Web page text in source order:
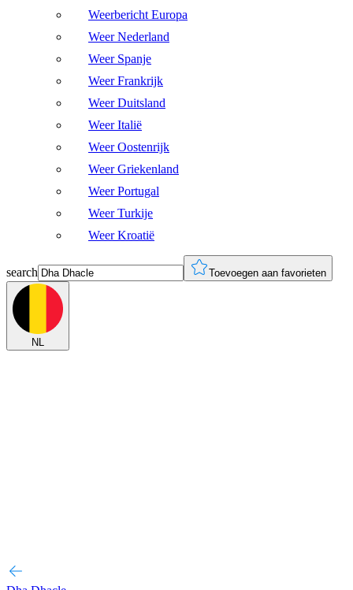
Weerbericht Europa
Weer Nederland
Weer Spanje
Weer Frankrijk
Weer Duitsland
Weer Italië
Weer Oostenrijk
Weer Griekenland
Weer Portugal
Weer Turkije
Weer Kroatië
search Toevoegen aan favorieten
NL